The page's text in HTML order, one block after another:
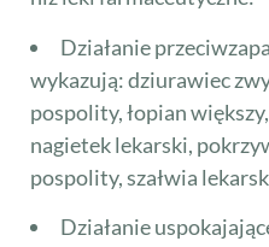
Działanie
wykazują: dziurawiec
pospolity, łopian
nagietek lekarski,
pospolity, szałwia
Działanie